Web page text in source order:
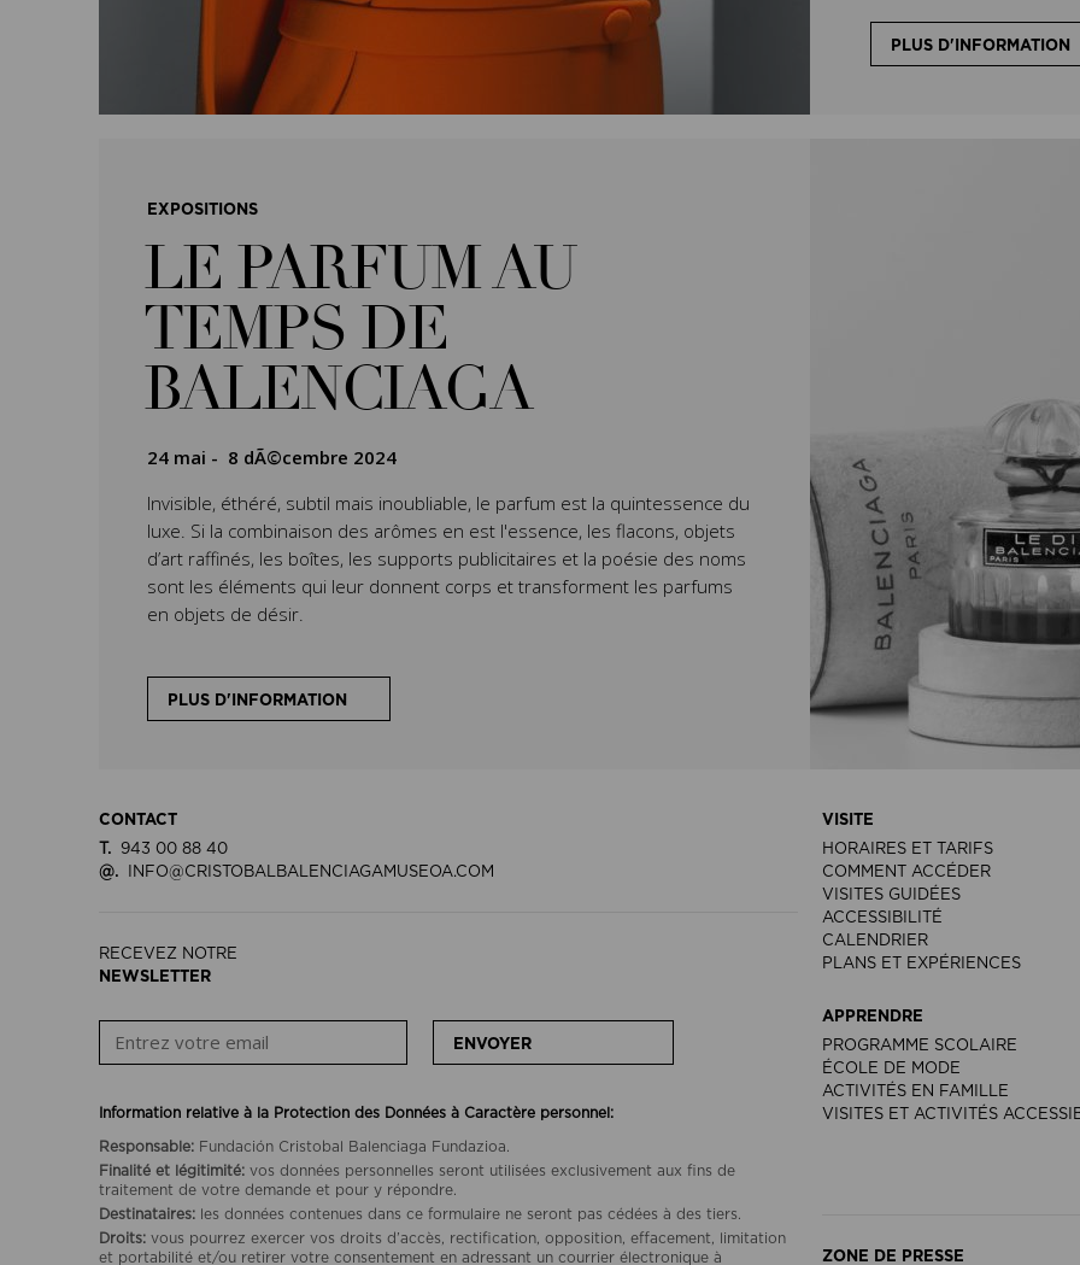
PLUS D'INFORMATION
EXPOSITIONS
LE PARFUM AU
TEMPS DE
BALENCIAGA
24 mai - 8 dÃ©cembre 2024
Invisible, éthéré, subtil mais inoubliable, le parfum est la quintessence du
luxe. Si la combinaison des arômes en est l'essence, les flacons, objets
d’art raffinés, les boîtes, les supports publicitaires et la poésie des noms
sont les éléments qui leur donnent corps et transforment les parfums
en objets de désir.
PLUS D'INFORMATION
CONTACT
T.
943 00 88 40
@.
INFO@CRISTOBALBALENCIAGAMUSEOA.COM
RECEVEZ NOTRE
NEWSLETTER
ENVOYER
Information relative à la Protection des Données à Caractère personnel:
Responsable: Fundación Cristobal Balenciaga Fundazioa.
Finalité et légitimité: vos données personnelles seront utilisées exclusivement aux fins de
traitement de votre demande et pour y répondre.
Destinataires: les données contenues dans ce formulaire ne seront pas cédées à des tiers.
Droits: vous pourrez exercer vos droits d’accès, rectification, opposition, effacement, limitation
et portabilité et/ou retirer votre consentement en adressant un courrier électronique à
VISITE
HORAIRES ET TARIFS
COMMENT ACCÉDER
VISITES GUIDÉES
ACCESSIBILITÉ
CALENDRIER
PLANS ET EXPÉRIENCES
APPRENDRE
PROGRAMME SCOLAIRE
ÉCOLE DE MODE
ACTIVITÉS EN FAMILLE
VISITES ET ACTIVITÉS
ZONE DE PRESSE